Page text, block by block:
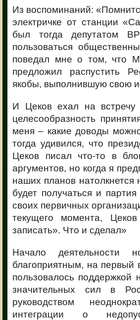
Из воспоминаний:
электричке от станции
был тогда депутатом
пользоваться
поведал мне о том, что
предложил распустить
якобы, выполнившую свою
И Цеков ехал на
целесообразность
меня – какие доводы
тогда удивился, что
Цеков писал что-то в
аргументов, но когда я
наших планов натолкнется
будет получаться и
своих первичных
текущего момента,
записать». Что и сделал»
Начало
благоприятным, на первый
пользовалось поддержкой
значительных сил в
руководством
интеграции о